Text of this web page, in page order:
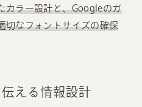
カラー設計と、Googleのガ
切なフォントサイズの確保
伝える情報設計